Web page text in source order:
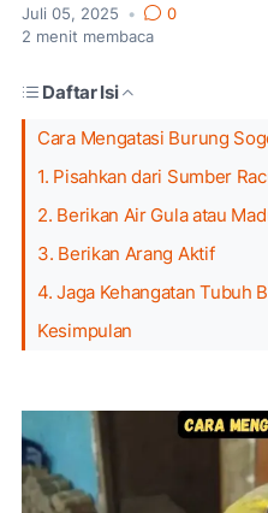
Juli 05, 2025 •
0
2 menit membaca
Daftar Isi
Cara Mengatasi Burung
1. Pisahkan dari Sumber
2. Berikan Air Gula atau
3. Berikan Arang Aktif
4. Jaga Kehangatan Tubuh
Kesimpulan